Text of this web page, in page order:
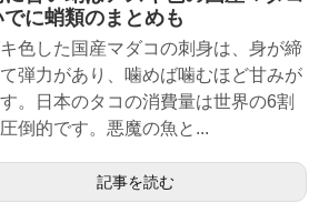
に蛸類のまとめも
色した国産マダコの刺身は、身が締
弾力があり、噛めば噛むほど甘みが
。日本のタコの消費量は世界の6割
倒的です。悪魔の魚と...
記事を読む